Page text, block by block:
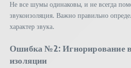
Не все шумы одинаковы, и не всегда
звукоизоляция. Важно правильно
характер звука.
Ошибка №2: Игнорирование
изоляции